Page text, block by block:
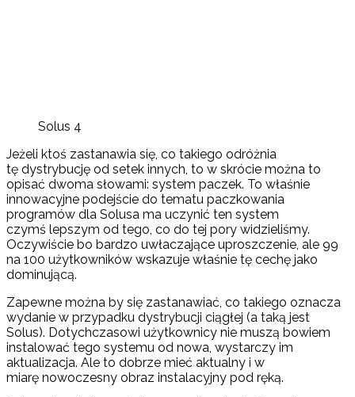
Solus 4
Jeżeli ktoś zastanawia się, co takiego odróżnia
tę dystrybucję od setek innych, to w skrócie można to
opisać dwoma słowami: system paczek. To właśnie
innowacyjne podejście do tematu paczkowania
programów dla Solusa ma uczynić ten system
czymś lepszym od tego, co do tej pory widzieliśmy.
Oczywiście bo bardzo uwłaczające uproszczenie, ale 99
na 100 użytkowników wskazuje właśnie tę cechę jako
dominującą.
Zapewne można by się zastanawiać, co takiego oznacza
wydanie w przypadku dystrybucji ciągłej (a taką jest
Solus). Dotychczasowi użytkownicy nie muszą bowiem
instalować tego systemu od nowa, wystarczy im
aktualizacja. Ale to dobrze mieć aktualny i w
miarę nowoczesny obraz instalacyjny pod ręką.